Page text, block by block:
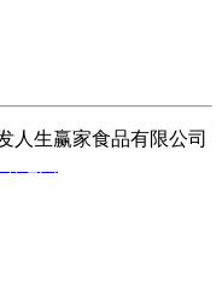
人生赢家食品有限公司